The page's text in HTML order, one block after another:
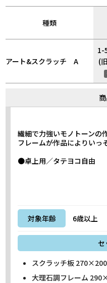
種類
アート&スクラッチ A
1-
(
繊細で力強いモノトーンの
フレームが作品によりいっ
●卓上用／タテヨコ自由
対象年齢 6歳以上
セ
スクラッチ板
大理石調フレーム